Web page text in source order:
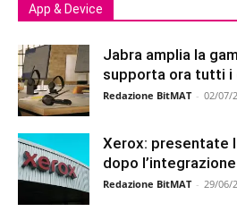
App & Device
Jabra amplia la
supporta ora tutti i
Redazione BitMAT - 02/07/
Xerox: presentate
dopo
Redazione BitMAT - 29/06/